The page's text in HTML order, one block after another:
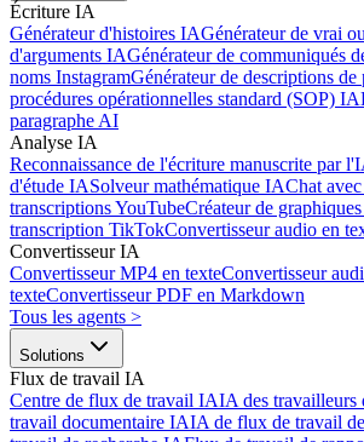
Écriture IA
Générateur d'histoires IAGénérateur de vrai
d'arguments IAGénérateur de communiqués
noms InstagramGénérateur de descriptions de
procédures opérationnelles standard (SOP) IA
paragraphe AI
Analyse IA
Reconnaissance de l'écriture manuscrite par
d'étude IASolveur mathématique IAChat
transcriptions YouTubeCréateur de
transcription TikTokConvertisseur audio en
Convertisseur IA
Convertisseur MP4 en texteConvertisseur
texteConvertisseur PDF en Markdown
Tous les agents >
Solutions
Flux de travail IA
Centre de flux de travail IAIA des travailleurs
travail documentaire IAIA de flux de travail